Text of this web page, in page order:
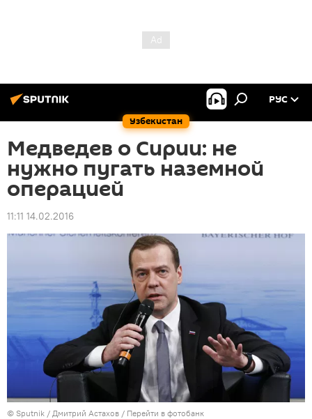
Узбекистан
РУС
Медведев о Сирии: не
нужно пугать наземной
операцией
11:11 14.02.2016
© Sputnik / Дмитрий Астахов / Перейти в фотобанк